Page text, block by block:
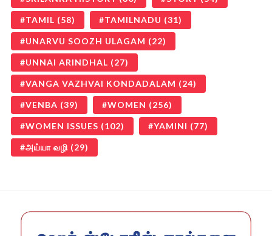
TAMIL (58) TAMILNADU (31)
UNARVU SOOZH ULAGAM (22)
UNNAI ARINDHAL (27)
VANGA VAZHVAI KONDADALAM (24)
VENBA (39) WOMEN (256)
WOMEN ISSUES (102) YAMINI (77)
அய்யா வழி (29)